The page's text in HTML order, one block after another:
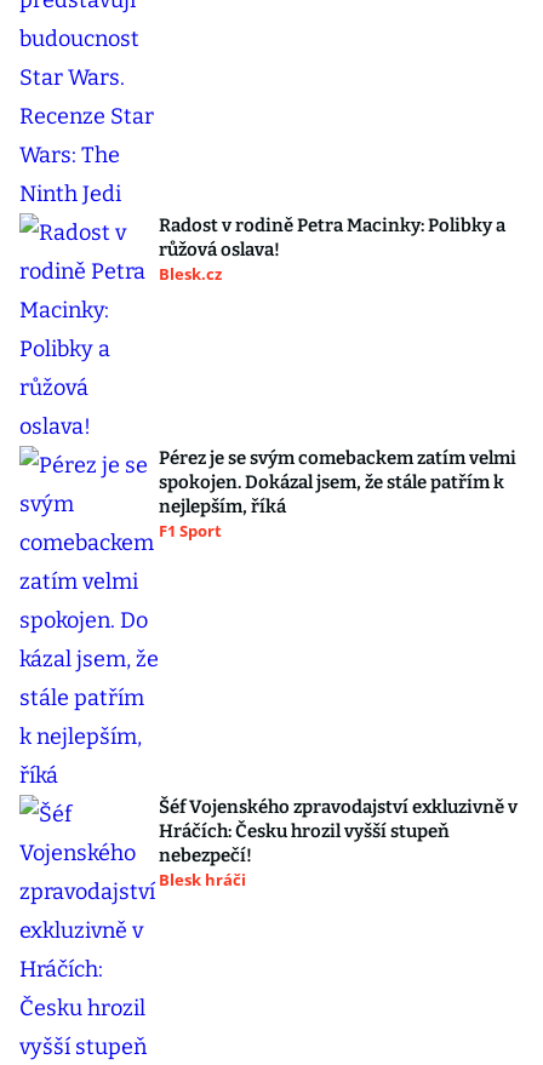
Radost v rodině Petra Macinky: Polibky a
růžová oslava!
Blesk.cz
Pérez je se svým comebackem zatím velmi
spokojen. Dokázal jsem, že stále patřím k
nejlepším, říká
F1 Sport
Šéf Vojenského zpravodajství exkluzivně v
Hráčích: Česku hrozil vyšší stupeň
nebezpečí!
Blesk hráči